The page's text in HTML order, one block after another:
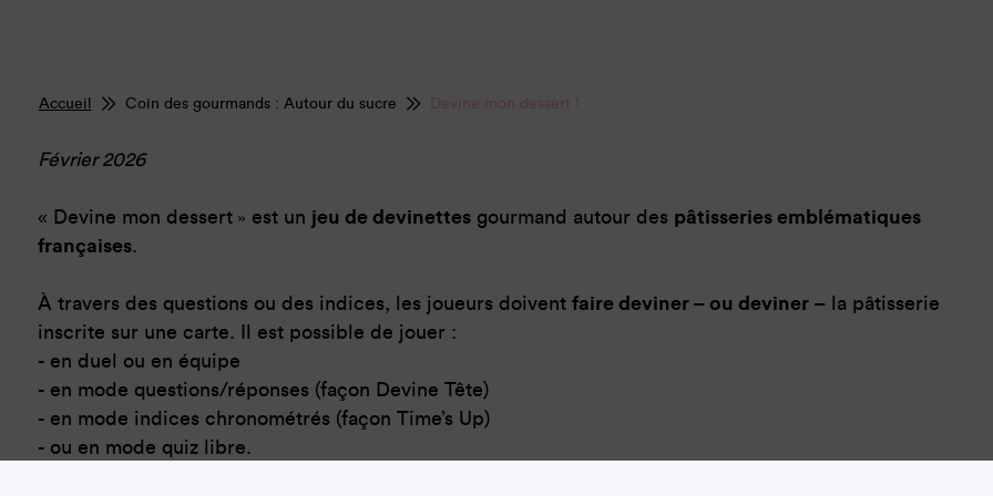
Accueil Coin des gourmands : Autour du sucre Devine mon dessert !
Février 2026
« Devine mon dessert» est un jeu de devinettesgourmand autour des pâtisseries emblématiques
françaises.
À travers des questions ou des indices, les joueurs doivent faire deviner – ou deviner– la pâtisserie
inscrite sur une carte. Il est possible de jouer :
- en duel ou en équipe
- en mode questions/réponses (façon Devine Tête)
- en mode indices chronométrés (façon Time’s Up)
- ou en mode quiz libre.